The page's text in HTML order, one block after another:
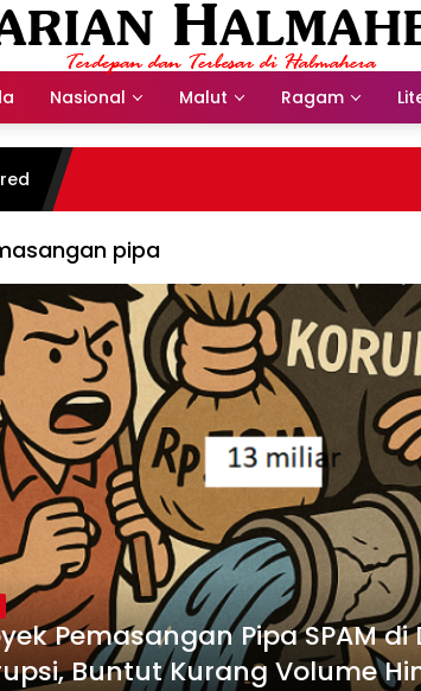
Nasional Malut Ragam
pipa
Pemasangan Pipa SPAM
Buntut Kurang Volume